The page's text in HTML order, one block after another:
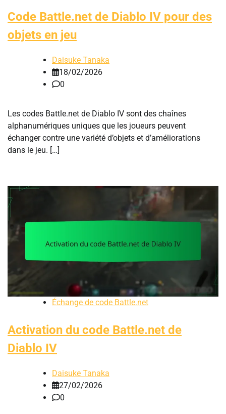
Code Battle.net de Diablo IV pour des
objets en jeu
Daisuke Tanaka
18/02/2026
0
Les codes Battle.net de Diablo IV sont des chaînes
alphanumériques uniques que les joueurs peuvent
échanger contre une variété d’objets et d’améliorations
dans le jeu. […]
Échange de code Battle.net
Activation du code Battle.net de
Diablo IV
Daisuke Tanaka
27/02/2026
0